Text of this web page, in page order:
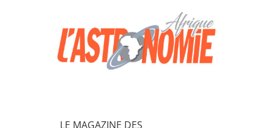
LE MAGAZINE DES